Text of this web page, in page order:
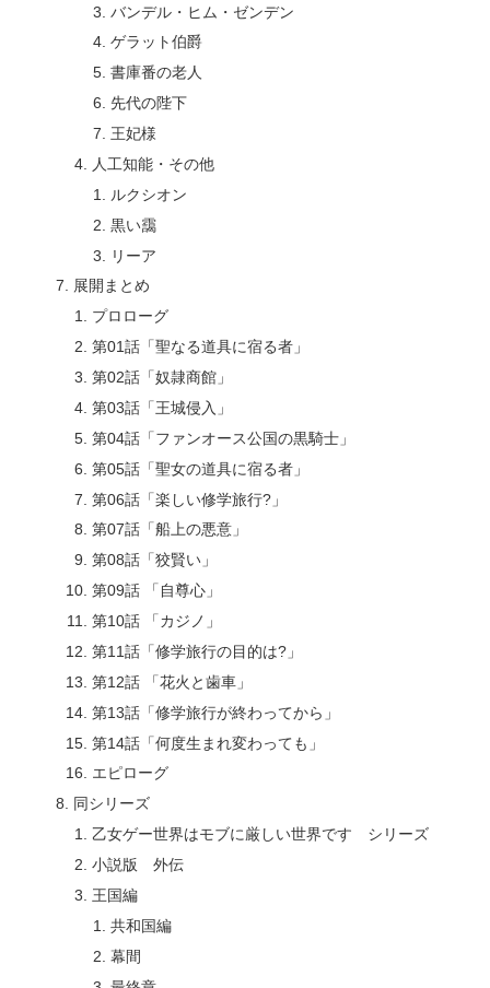
バンデル・ヒム・ゼンデン
ゲラット伯爵
書庫番の老人
先代の陛下
王妃様
人工知能・その他
ルクシオン
黒い靄
リーア
展開まとめ
プロローグ
第01話「聖なる道具に宿る者」
第02話「奴隷商館」
第03話「王城侵入」
第04話「ファンオース公国の黒騎士」
第05話「聖女の道具に宿る者」
第06話「楽しい修学旅行?」
第07話「船上の悪意」
第08話「狡賢い」
第09話 「自尊心」
第10話 「カジノ」
第11話「修学旅行の目的は?」
第12話 「花火と歯車」
第13話「修学旅行が終わってから」
第14話「何度生まれ変わっても」
エピローグ
同シリーズ
乙女ゲー世界はモブに厳しい世界です シリーズ
小説版 外伝
王国編
共和国編
幕間